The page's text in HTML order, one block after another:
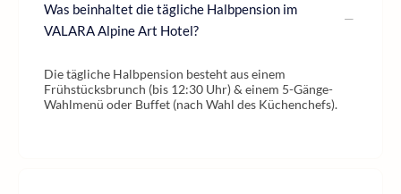
Was beinhaltet die tägliche Halbpension im
VALARA Alpine Art Hotel?
Die tägliche Halbpension besteht aus einem
Frühstücksbrunch (bis 12:30 Uhr) & einem 5-Gänge-
Wahlmenü oder Buffet (nach Wahl des Küchenchefs).